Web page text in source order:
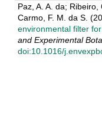
Paz, A. A. da;
Carmo, F. M. da S.
environmental filter
and Experimental
doi:10.1016/